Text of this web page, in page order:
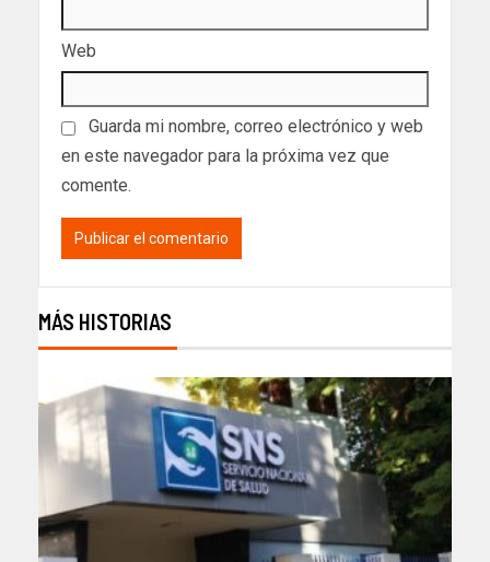
Web
Guarda mi nombre, correo electrónico y web
en este navegador para la próxima vez que
comente.
MÁS HISTORIAS